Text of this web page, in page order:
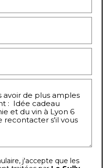
j'accepte que les